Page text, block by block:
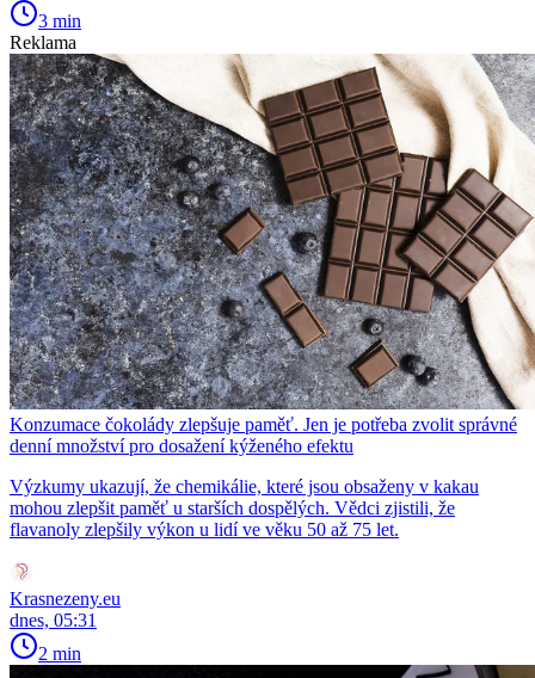
3 min
Reklama
Konzumace čokolády zlepšuje paměť. Jen je potřeba zvolit správné
denní množství pro dosažení kýženého efektu
Výzkumy ukazují, že chemikálie, které jsou obsaženy v kakau
mohou zlepšit paměť u starších dospělých. Vědci zjistili, že
flavanoly zlepšily výkon u lidí ve věku 50 až 75 let.
Krasnezeny.eu
dnes, 05:31
2 min